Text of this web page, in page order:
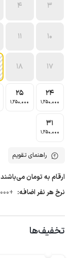
3
4
10
11
17
18
24
1٬250٬000
25
1٬250٬000
31
1٬250٬000
راهنمای تقویم
ارقام به تومان می‌باشند
نرخ هر نفر اضافه: +100٬000 تومان / بیشتر از 4 نفر
تخفیف‌ها